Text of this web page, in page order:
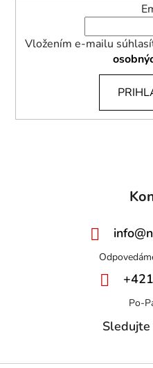
Vložením e-mailu
info@